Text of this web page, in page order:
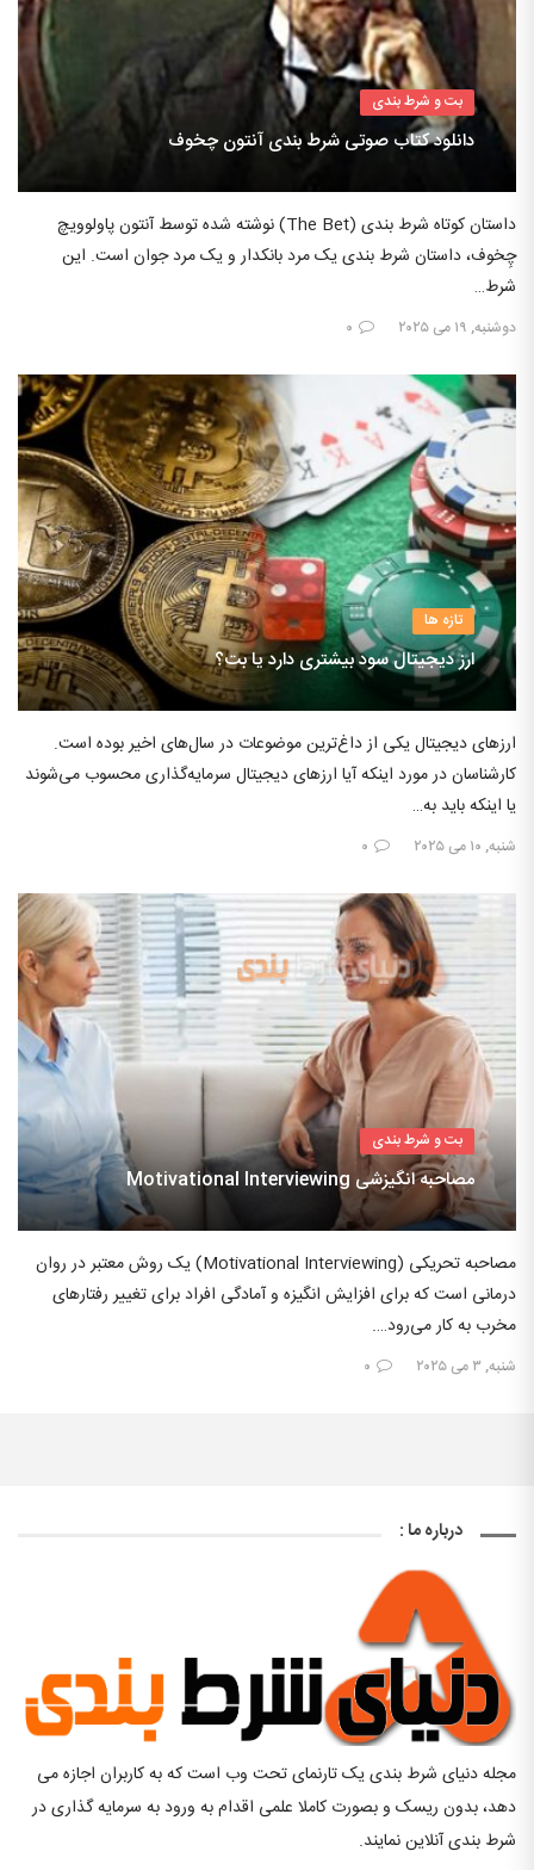
بت و شرط بندی
دانلود کتاب صوتی شرط بندی آنتون چخوف
داستان کوتاه شرط بندی (The Bet) نوشته شده توسط آنتون پاولوویچ
چِخوف، داستان شرط بندی یک مرد بانکدار و یک مرد جوان است. این
شرط…
دوشنبه, ۱۹ می ۲۰۲۵ ۰
تازه ها
ارز دیجیتال سود بیشتری دارد یا بت؟
ارزهای دیجیتال یکی از داغ‌ترین موضوعات در سال‌های اخیر بوده است.
کارشناسان در مورد اینکه آیا ارزهای دیجیتال سرمایه‌گذاری محسوب می‌شوند
یا اینکه باید به…
شنبه, ۱۰ می ۲۰۲۵ ۰
بت و شرط بندی
مصاحبه انگیزشی Motivational Interviewing
مصاحبه تحریکی (Motivational Interviewing) یک روش معتبر در روان
درمانی است که برای افزایش انگیزه و آمادگی افراد برای تغییر رفتارهای
مخرب به کار می‌رود….
شنبه, ۳ می ۲۰۲۵ ۰
درباره ما :
مجله دنیای شرط بندی یک تارنمای تحت وب است که به کاربران اجازه می
دهد، بدون ریسک و بصورت کاملا علمی اقدام به ورود به سرمایه گذاری در
شرط بندی آنلاین نمایند.